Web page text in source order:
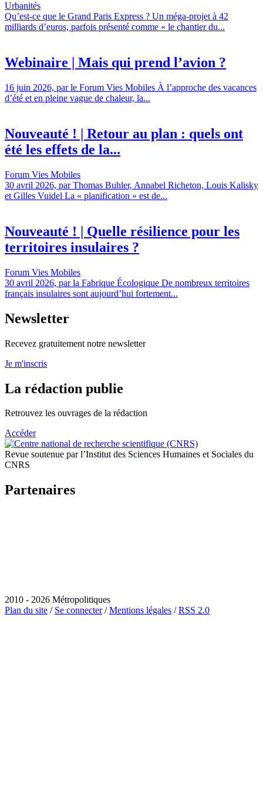
Urbanités
Qu’est-ce que le Grand Paris Express ? Un méga-projet à 42
milliards d’euros, parfois présenté comme « le chantier du...
Webinaire | Mais qui prend l’avion ?
16 juin 2026, par le Forum Vies Mobiles À l’approche des vacances
d’été et en pleine vague de chaleur, la...
Nouveauté ! | Retour au plan : quels ont
été les effets de la...
Forum Vies Mobiles
30 avril 2026, par Thomas Buhler, Annabel Richeton, Louis Kalisky
et Gilles Vuidel La « planification » est de...
Nouveauté ! | Quelle résilience pour les
territoires insulaires ?
Forum Vies Mobiles
30 avril 2026, par la Fabrique Écologique De nombreux territoires
français insulaires sont aujourd’hui fortement...
Newsletter
Recevez gratuitement notre newsletter
Je m'inscris
La rédaction publie
Retrouvez les ouvrages de la rédaction
Accéder
Revue soutenue par l’Institut des Sciences Humaines et Sociales du
CNRS
Partenaires
2010 - 2026 Métropolitiques
Plan du site / Se connecter/Mentions légales /RSS 2.0